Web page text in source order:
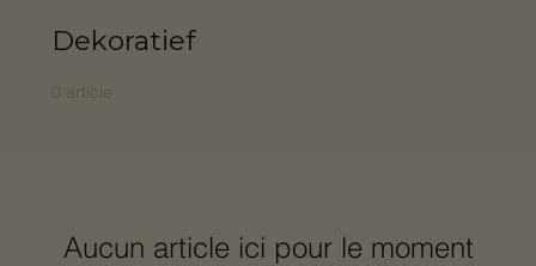
Dekoratief
0 article
Aucun article ici pour le moment